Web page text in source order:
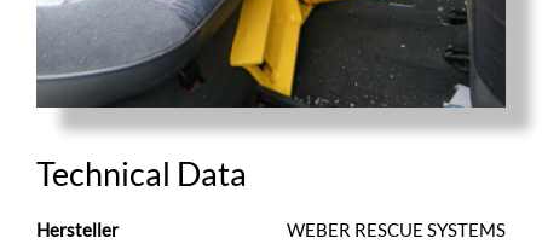
Technical Data
Hersteller
WEBER RESCUE SYSTEMS